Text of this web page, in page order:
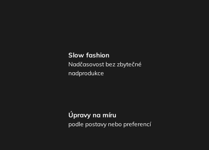
Slow fashion
Nadčasovost bez zbytečné
nadprodukce
Úpravy na míru
podle postavy nebo preferencí